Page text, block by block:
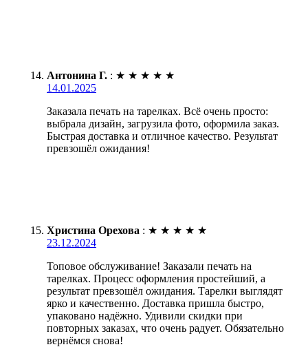
Антонина Г. : ★ ★ ★ ★ ★
14.01.2025
Заказала печать на тарелках. Всё очень просто:
выбрала дизайн, загрузила фото, оформила заказ.
Быстрая доставка и отличное качество. Результат
превзошёл ожидания!
Христина Орехова : ★ ★ ★ ★ ★
23.12.2024
Топовое обслуживание! Заказали печать на
тарелках. Процесс оформления простейший, а
результат превзошёл ожидания. Тарелки выглядят
ярко и качественно. Доставка пришла быстро,
упаковано надёжно. Удивили скидки при
повторных заказах, что очень радует. Обязательно
вернёмся снова!